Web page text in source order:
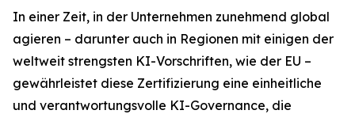
In einer Zeit, in der Unternehmen zunehmend global
agieren – darunter auch in Regionen mit einigen der
weltweit strengsten KI-Vorschriften, wie der EU –
gewährleistet diese Zertifizierung eine einheitliche
und verantwortungsvolle KI-Governance, die